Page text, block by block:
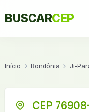
BUSCARCEP
Início Rondônia Ji-
CEP